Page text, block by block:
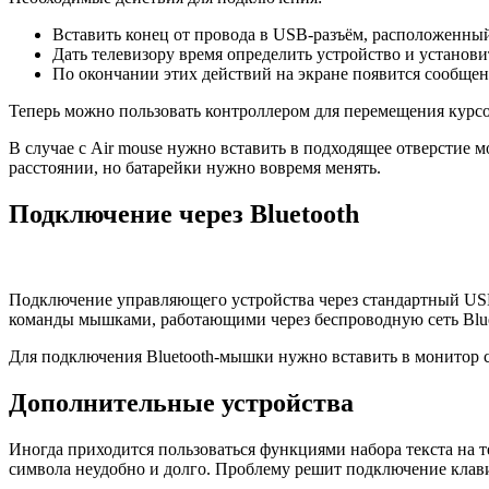
Вставить конец от провода в USB-разъём,
Дать телевизору время определить устройство и
По окончании этих действий на экране появится
Теперь можно пользовать контроллером для перемещения
В случае с Air mouse нужно вставить в подходящее
расстоянии, но батарейки нужно вовремя менять.
Подключение через Bluetooth
Подключение управляющего устройства через стандартный
команды мышками, работающими через беспроводную сеть
Для подключения Bluetooth-мышки нужно вставить в монитор
Дополнительные устройства
Иногда приходится пользоваться функциями набора текста
символа неудобно и долго. Проблему решит подключение